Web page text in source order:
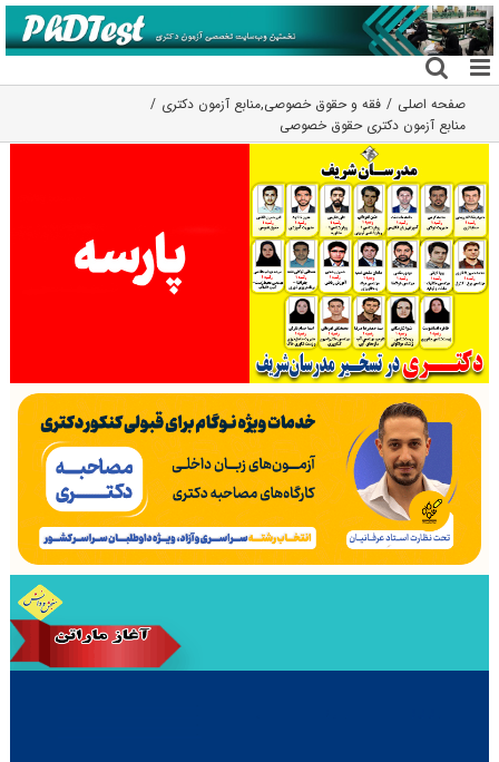
رفتن
به
محتوا
صفحه اصلی فقه و حقوق خصوصی,منابع آزمون دکتری
منابع آزمون دکتری حقوق خصوصی